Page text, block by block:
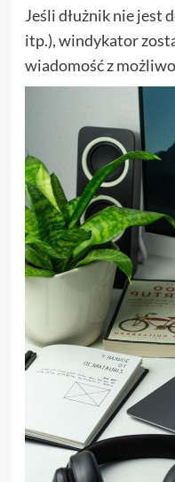
Jeśli dłużnik nie jest
itp.), windykator
wiadomość z